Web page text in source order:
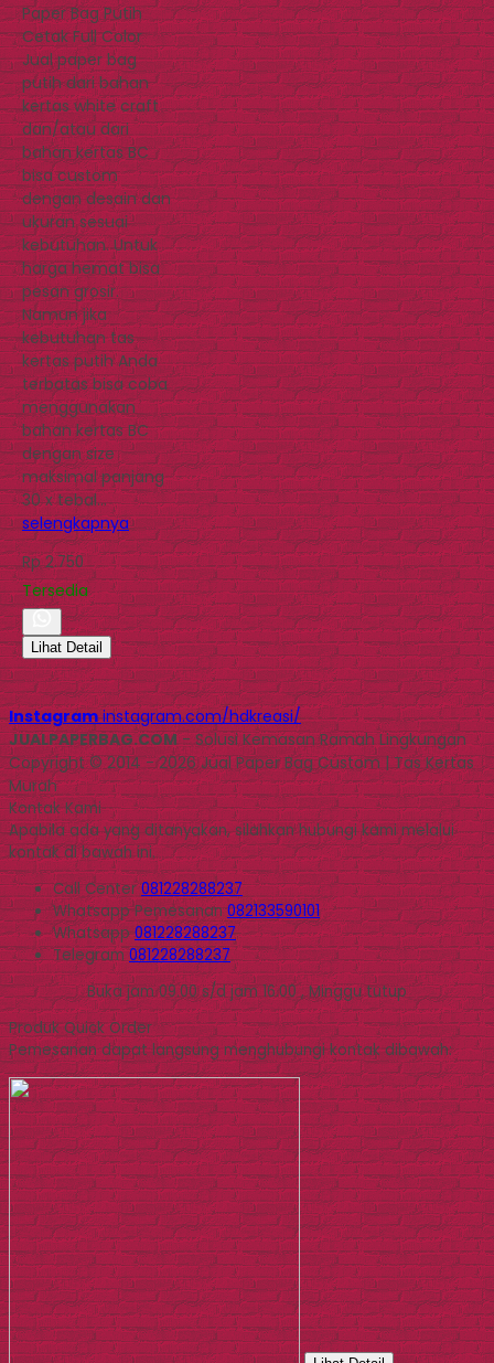
Paper Bag Putih
Cetak Full Color
Jual paper bag
putih dari bahan
kertas white craft
dan/atau dari
bahan kertas BC
bisa custom
dengan desain dan
ukuran sesuai
kebutuhan. Untuk
harga hemat bisa
pesan grosir.
Namun jika
kebutuhan tas
kertas putih Anda
terbatas bisa coba
menggunakan
bahan kertas BC
dengan size
maksimal panjang
30 x tebal…
selengkapnya
Rp 2.750
Tersedia
Lihat Detail
Instagram instagram.com/hdkreasi/
JUALPAPERBAG.COM- Solusi Kemasan Ramah Lingkungan
Copyright © 2014 - 2026 Jual Paper Bag Custom | Tas Kertas
Murah
Kontak Kami
Apabila ada yang ditanyakan, silahkan hubungi kami melalui
kontak di bawah ini.
Call Center081228288237
WhatsappPemesanan 082133590101
Whatsapp081228288237
Telegram081228288237
Buka jam 09.00 s/d jam 16.00 , Minggu tutup
Produk Quick Order
Pemesanan dapat langsung menghubungi kontak dibawah: